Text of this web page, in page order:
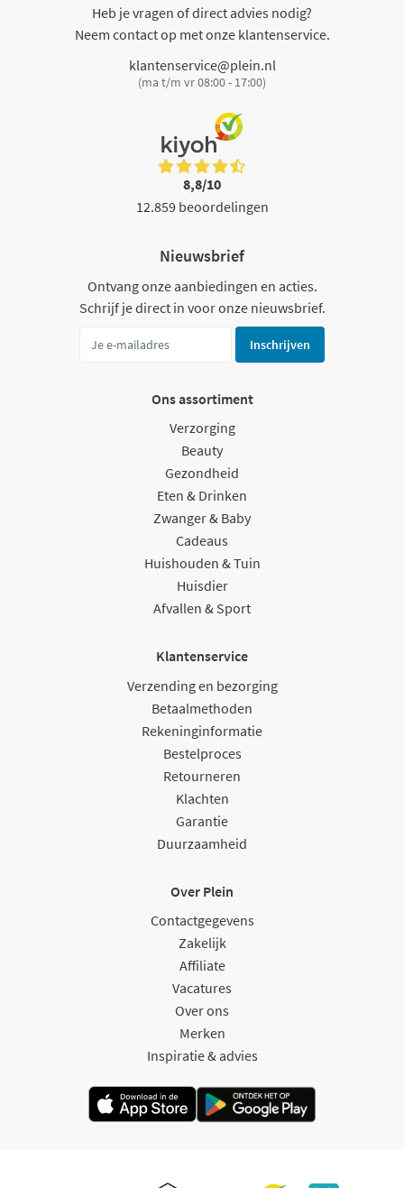
Heb je vragen of direct advies nodig?
Neem contact op met onze klantenservice.
klantenservice@plein.nl
(ma t/m vr 08:00 - 17:00)
8,8/10
12.859 beoordelingen
Nieuwsbrief
Ontvang onze aanbiedingen en acties.
Schrijf je direct in voor onze nieuwsbrief.
Inschrijven
Ons assortiment
Verzorging
Beauty
Gezondheid
Eten & Drinken
Zwanger & Baby
Cadeaus
Huishouden & Tuin
Huisdier
Afvallen & Sport
Klantenservice
Verzending en bezorging
Betaalmethoden
Rekeninginformatie
Bestelproces
Retourneren
Klachten
Garantie
Duurzaamheid
Over Plein
Contactgegevens
Zakelijk
Affiliate
Vacatures
Over ons
Merken
Inspiratie & advies